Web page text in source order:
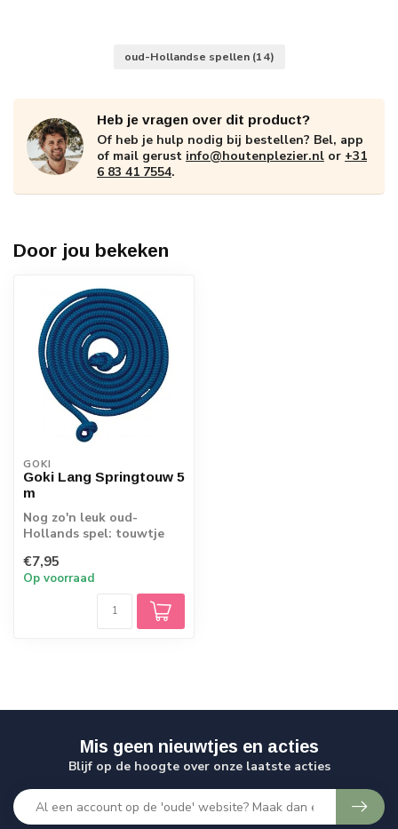
oud-Hollandse spellen (14)
Heb je vragen over dit product?
Of heb je hulp nodig bij bestellen? Bel, app
of mail gerust info@houtenplezier.nl or +31
6 83 41 7554.
Door jou bekeken
GOKI
Goki Lang Springtouw 5
m
Nog zo'n leuk oud-
Hollands spel: touwtje
€7,95
Op voorraad
Mis geen nieuwtjes en acties
Blijf op de hoogte over onze laatste acties